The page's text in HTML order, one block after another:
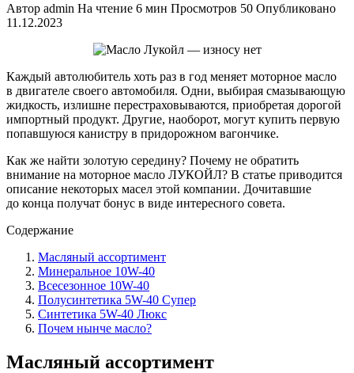
Автор admin На чтение 6 мин Просмотров 50 Опубликовано
11.12.2023
Каждый автолюбитель хоть раз в год меняет моторное масло
в двигателе своего автомобиля. Одни, выбирая смазывающую
жидкость, излишне перестраховываются, приобретая дорогой
импортный продукт. Другие, наоборот, могут купить первую
попавшуюся канистру в придорожном вагончике.
Как же найти золотую середину? Почему не обратить
внимание на моторное масло ЛУКОЙЛ? В статье приводится
описание некоторых масел этой компании. Дочитавшие
до конца получат бонус в виде интересного совета.
Содержание
Масляный ассортимент
Минеральное 10W-40
Всесезонное 10W-40
Полусинтетика 5W-40 Супер
Синтетика 5W-40 Люкс
Почем нынче масло?
Масляный ассортимент